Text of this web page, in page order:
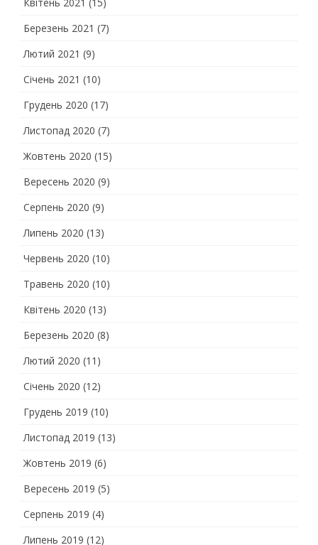
Березень 2021 (7)
Лютий 2021 (9)
Січень 2021 (10)
Грудень 2020 (17)
Листопад 2020 (7)
Жовтень 2020 (15)
Вересень 2020 (9)
Серпень 2020 (9)
Липень 2020 (13)
Червень 2020 (10)
Травень 2020 (10)
Квітень 2020 (13)
Березень 2020 (8)
Лютий 2020 (11)
Січень 2020 (12)
Грудень 2019 (10)
Листопад 2019 (13)
Жовтень 2019 (6)
Вересень 2019 (5)
Серпень 2019 (4)
Липень 2019 (12)